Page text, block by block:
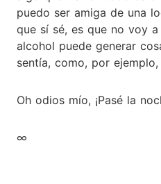
puedo ser amiga de una
que sí sé, es que no voy
alcohol puede generar
sentía, como, por
Oh odios mío, ¡Pasé la
∞